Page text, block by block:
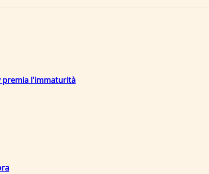
premia l'immaturità